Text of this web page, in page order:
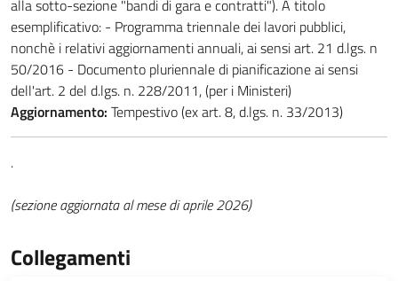
alla sotto-sezione "bandi di gara e contratti"). A titolo
esemplificativo: - Programma triennale dei lavori pubblici,
nonchè i relativi aggiornamenti annuali, ai sensi art. 21 d.lgs. n
50/2016 - Documento pluriennale di pianificazione ai sensi
dell'art. 2 del d.lgs. n. 228/2011, (per i Ministeri)
Aggiornamento: Tempestivo (ex art. 8, d.lgs. n. 33/2013)
.
(sezione aggiornata al mese di aprile 2026)
Collegamenti